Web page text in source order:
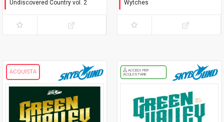
Undiscovered Country vol. 2 Wytches
ACQUISTA
ACCEDI PER
ACQUISTARE